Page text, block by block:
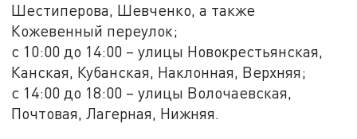
Шестиперова, Шевченко, а также
Кожевенный переулок;
с 10:00 до 14:00 – улицы Новокрестьянская,
Канская, Кубанская, Наклонная, Верхняя;
с 14:00 до 18:00 – улицы Волочаевская,
Почтовая, Лагерная, Нижняя.